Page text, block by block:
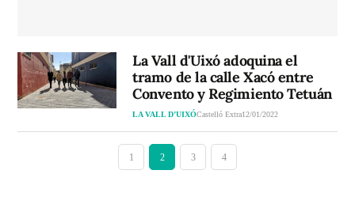
La Vall d'Uixó adoquina el
tramo de la calle Xacó entre
Convento y Regimiento Tetuán
LA VALL D’UIXÓCastelló Extra12/01/2022
1 2 3 4